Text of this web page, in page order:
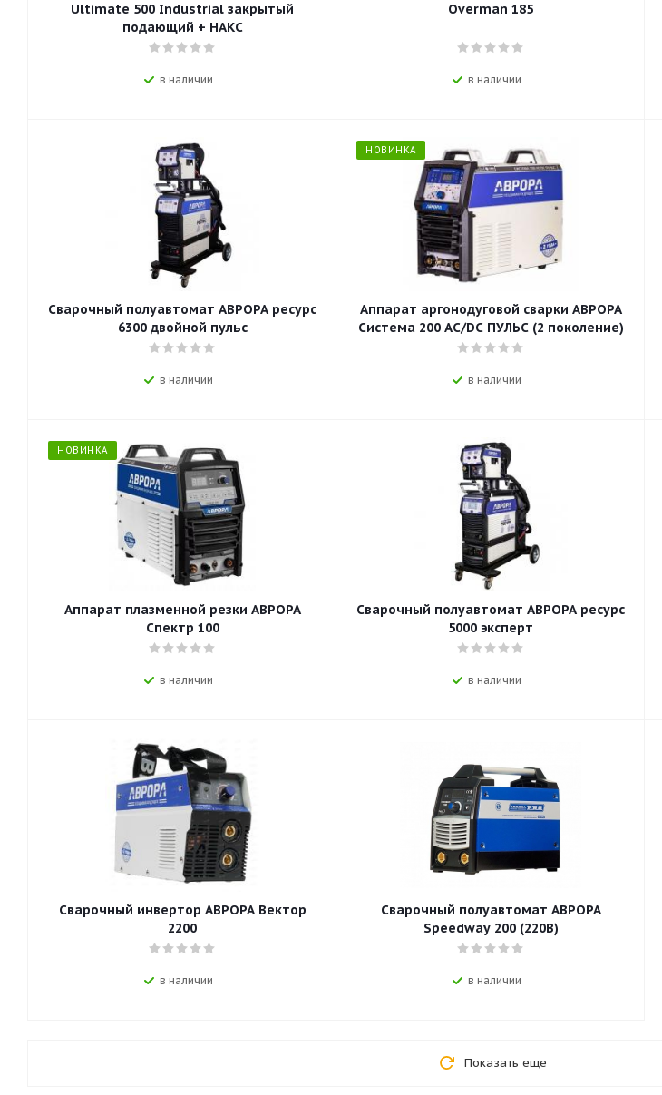
Ultimate 500 Industrial закрытый
подающий + НАКС
в наличии
Overman 185
в наличии
Сварочный полуавтомат АВРОРА ресурс
6300 двойной пульс
в наличии
НОВИНКА
Аппарат аргонодуговой сварки АВРОРА
Система 200 AC/DC ПУЛЬС (2 поколение)
в наличии
НОВИНКА
Аппарат плазменной резки АВРОРА
Спектр 100
в наличии
Сварочный полуавтомат АВРОРА ресурс
5000 эксперт
в наличии
Сварочный инвертор АВРОРА Вектор
2200
в наличии
Сварочный полуавтомат АВРОРА
Speedway 200 (220В)
в наличии
Показать еще